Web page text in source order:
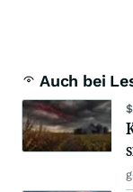
Auch bei